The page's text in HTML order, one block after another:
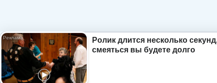
Ролик длится несколько
смеяться вы будете долго